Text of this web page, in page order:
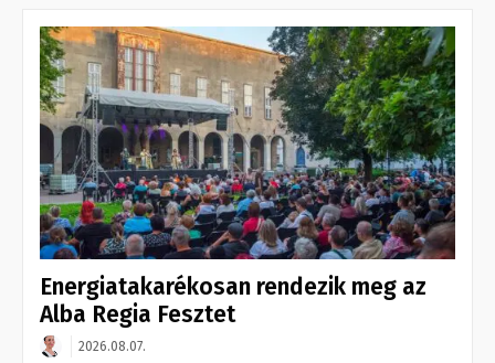
Energiatakarékosan rendezik meg az
Alba Regia Fesztet
2026.08.07.